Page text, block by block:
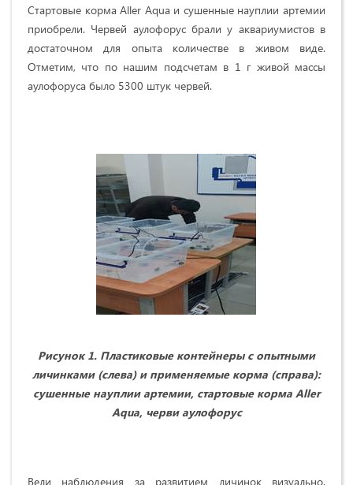
Стартовые корма Aller Aqua и сушенные науплии артемии
приобрели. Червей аулофорус брали у аквариумистов в
достаточном для опыта количестве в живом виде.
Отметим, что по нашим подсчетам в 1 г живой массы
аулофоруса было 5300 штук червей.
Рисунок 1. Пластиковые контейнеры с опытными
личинками (слева) и применяемые корма (справа):
сушенные науплии артемии, стартовые корма Aller
Aqua, черви аулофорус
Вели наблюдения за развитием личинок визуально.